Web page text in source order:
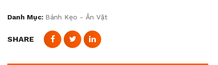
Danh Mục: Bánh Kẹo - Ăn Vặt
SHARE